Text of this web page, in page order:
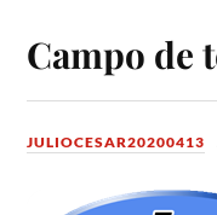
Campo de
JULIOCESAR20200413